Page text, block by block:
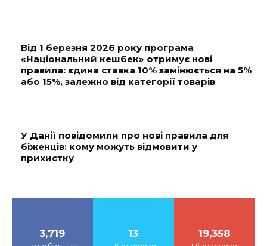
Від 1 березня 2026 року програма
«Національний кешбек» отримує нові
правила: єдина ставка 10% замінюється на 5%
або 15%, залежно від категорії товарів
У Данії повідомили про нові правила для
біженців: кому можуть відмовити у
прихистку
3,719 13 19,358